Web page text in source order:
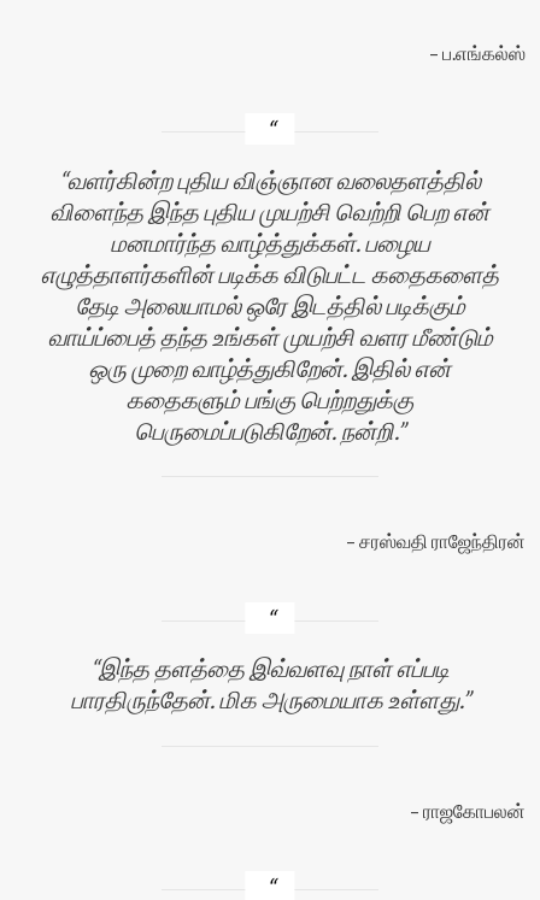
ப.எங்கல்ஸ்
வளர்கின்ற புதிய விஞ்ஞான வலைதளத்தில்
விளைந்த இந்த புதிய முயற்சி வெற்றி பெற என்
மனமார்ந்த வாழ்த்துக்கள். பழைய
எழுத்தாளர்களின் படிக்க விடுபட்ட கதைகளைத்
தேடி அலையாமல் ஒரே இடத்தில் படிக்கும்
வாய்ப்பைத் தந்த உங்கள் முயற்சி வளர மீண்டும்
ஒரு முறை வாழ்த்துகிறேன். இதில் என்
கதைகளும் பங்கு பெற்றதுக்கு
பெருமைப்படுகிறேன். நன்றி.
சரஸ்வதி ராஜேந்திரன்
இந்த தளத்தை இவ்வளவு நாள் எப்படி
பாரதிருந்தேன். மிக அருமையாக உள்ளது.
ராஜகோபலன்